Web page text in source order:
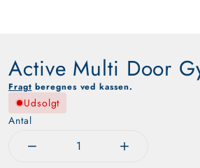
Active Multi Door
Fragt beregnes ved kassen.
Udsolgt
Antal
Reducer mængden for Active Multi
Øg mængden